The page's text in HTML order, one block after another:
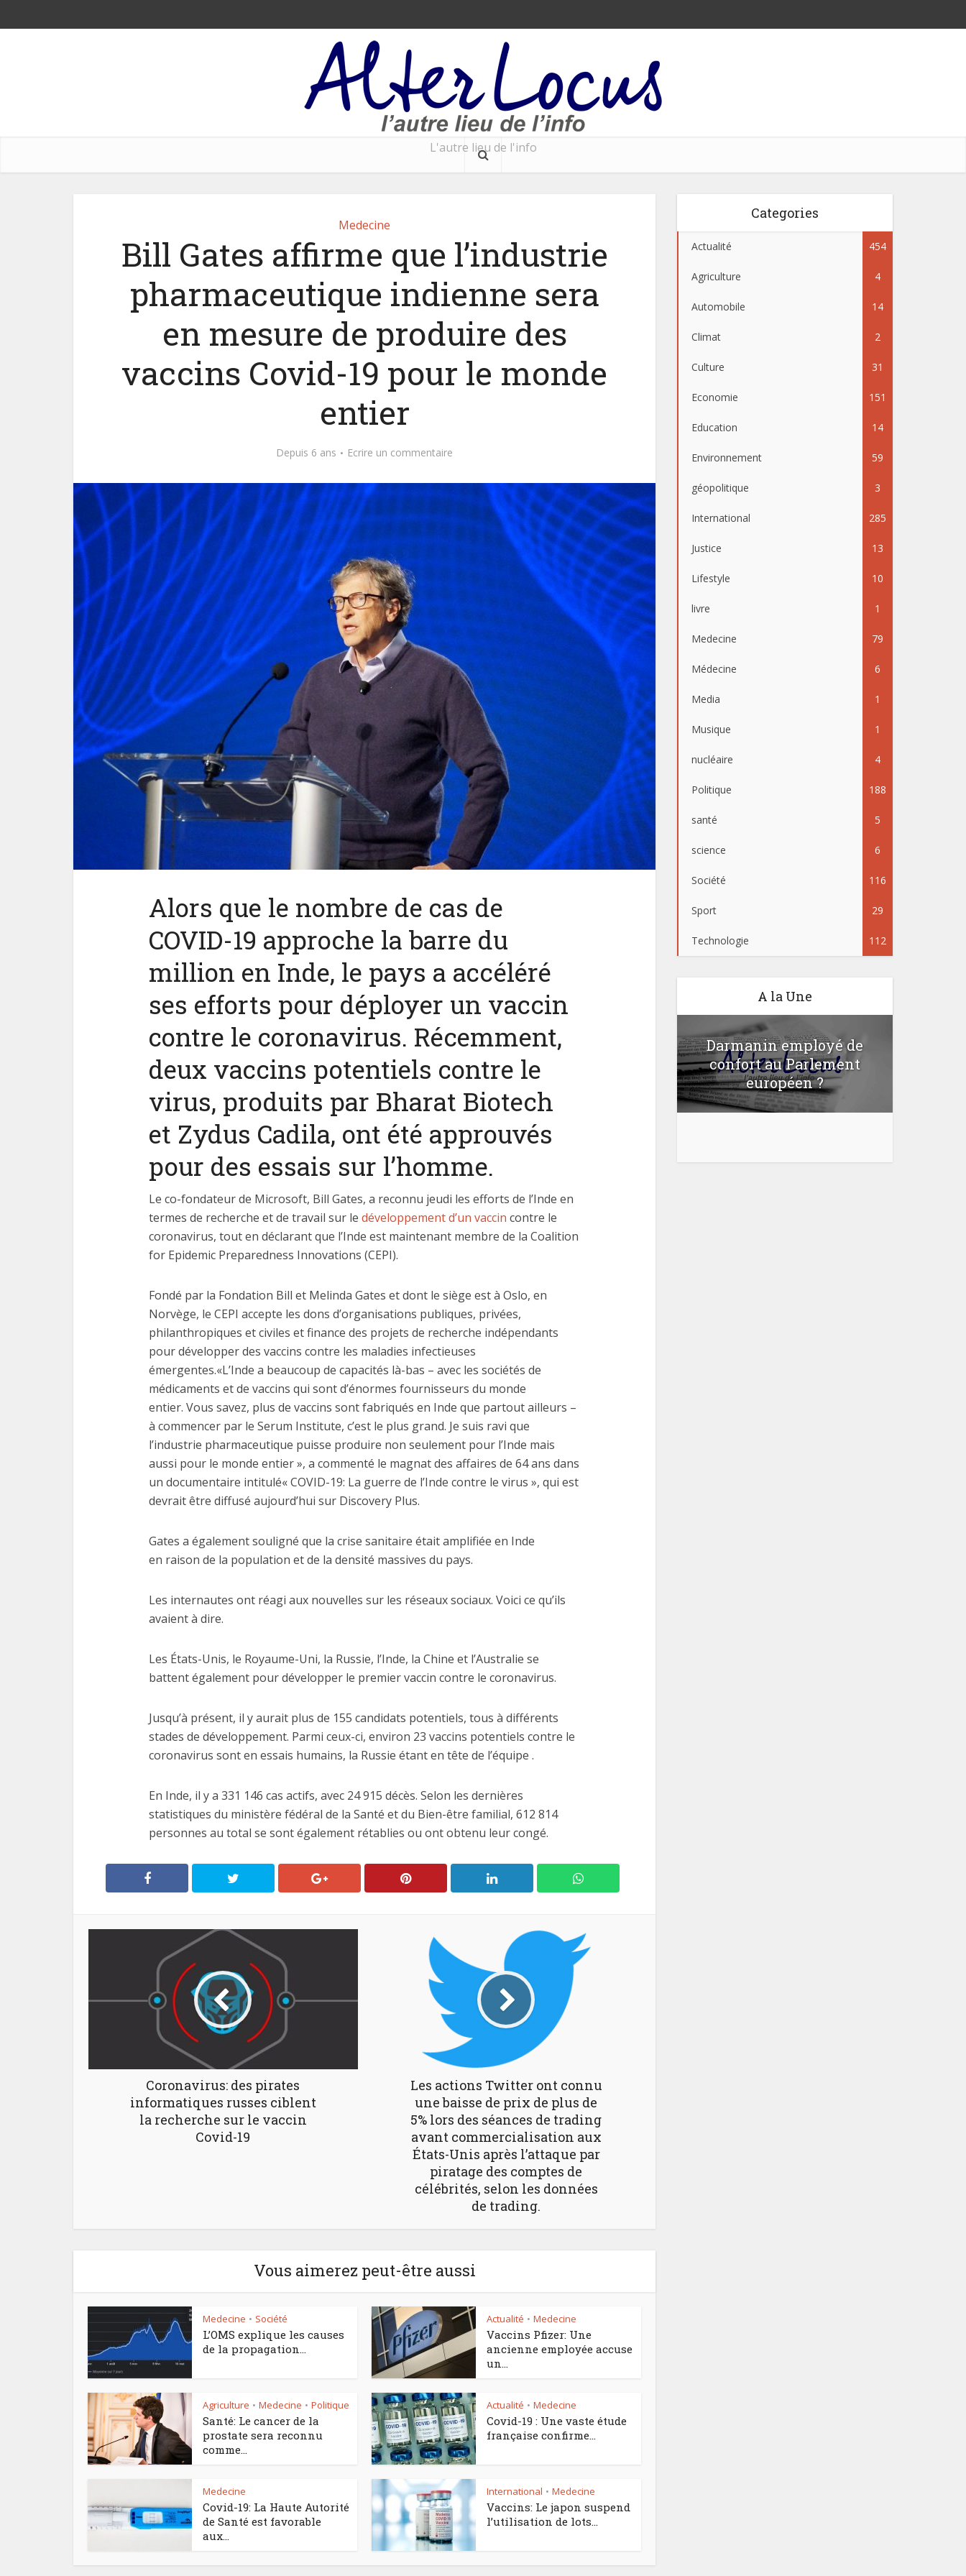
L'autre lieu de l'info
Medecine
Bill Gates affirme que l’industrie
pharmaceutique indienne sera
en mesure de produire des
vaccins Covid-19 pour le monde
entier
Depuis 6 ans Ecrire un commentaire
Alors que le nombre de cas de
COVID-19 approche la barre du
million en Inde, le pays a accéléré
ses efforts pour déployer un vaccin
contre le coronavirus. Récemment,
deux vaccins potentiels contre le
virus, produits par Bharat Biotech
et Zydus Cadila, ont été approuvés
pour des essais sur l’homme.
Le co-fondateur de Microsoft, Bill Gates, a reconnu jeudi les efforts de l’Inde en
termes de recherche et de travail sur le développement d’un vaccin contre le
coronavirus, tout en déclarant que l’Inde est maintenant membre de la Coalition
for Epidemic Preparedness Innovations (CEPI).
Fondé par la Fondation Bill et Melinda Gates et dont le siège est à Oslo, en
Norvège, le CEPI accepte les dons d’organisations publiques, privées,
philanthropiques et civiles et finance des projets de recherche indépendants
pour développer des vaccins contre les maladies infectieuses
émergentes.«L’Inde a beaucoup de capacités là-bas – avec les sociétés de
médicaments et de vaccins qui sont d’énormes fournisseurs du monde
entier. Vous savez, plus de vaccins sont fabriqués en Inde que partout ailleurs –
à commencer par le Serum Institute, c’est le plus grand. Je suis ravi que
l’industrie pharmaceutique puisse produire non seulement pour l’Inde mais
aussi pour le monde entier », a commenté le magnat des affaires de 64 ans dans
un documentaire intitulé« COVID-19: La guerre de l’Inde contre le virus », qui est
devrait être diffusé aujourd’hui sur Discovery Plus.
Gates a également souligné que la crise sanitaire était amplifiée en Inde
en raison de la population et de la densité massives du pays.
Les internautes ont réagi aux nouvelles sur les réseaux sociaux. Voici ce qu’ils
avaient à dire.
Les États-Unis, le Royaume-Uni, la Russie, l’Inde, la Chine et l’Australie se
battent également pour développer le premier vaccin contre le coronavirus.
Jusqu’à présent, il y aurait plus de 155 candidats potentiels, tous à différents
stades de développement. Parmi ceux-ci, environ 23 vaccins potentiels contre le
coronavirus sont en essais humains, la Russie étant en tête de l’équipe .
En Inde, il y a 331 146 cas actifs, avec 24 915 décès. Selon les dernières
statistiques du ministère fédéral de la Santé et du Bien-être familial, 612 814
personnes au total se sont également rétablies ou ont obtenu leur congé.
Coronavirus: des pirates
informatiques russes ciblent
la recherche sur le vaccin
Covid-19
Les actions Twitter ont connu
une baisse de prix de plus de
5% lors des séances de trading
avant commercialisation aux
États-Unis après l’attaque par
piratage des comptes de
célébrités, selon les données
de trading.
Vous aimerez peut-être aussi
Medecine • Société
L’OMS explique les causes
de la propagation...
Actualité • Medecine
Vaccins Pfizer: Une
ancienne employée accuse
un...
Agriculture • Medecine • Politique
Santé: Le cancer de la
prostate sera reconnu
comme...
Actualité • Medecine
Covid-19 : Une vaste étude
française confirme...
Medecine
Covid-19: La Haute Autorité
de Santé est favorable
aux...
International • Medecine
Vaccins: Le japon suspend
l’utilisation de lots...
Categories
Actualité 454
Agriculture 4
Automobile 14
Climat 2
Culture 31
Economie 151
Education 14
Environnement 59
géopolitique 3
International 285
Justice 13
Lifestyle 10
livre 1
Medecine 79
Médecine 6
Media 1
Musique 1
nucléaire 4
Politique 188
santé 5
science 6
Société 116
Sport 29
Technologie 112
A la Une
Les dépenses de
fonctionnement de l’Etat
explosent
La nouvelle Guerre du
Pacifique
Darmanin employé de
confort au Parlement
européen ?